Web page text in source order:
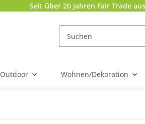
Seit über 20 Jahren Fair Trade
Outdoor Wohnen/Dekoration